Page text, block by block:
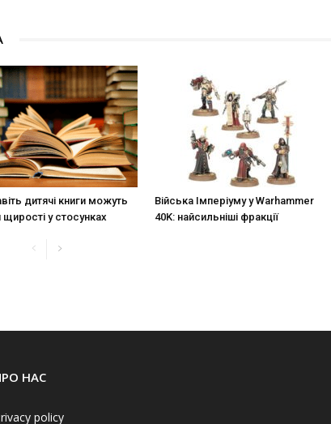
дитячі книги можуть
щирості у стосунках
Війська Імперіуму у Warhammer
40K: найсильніші фракції
НАС
policy